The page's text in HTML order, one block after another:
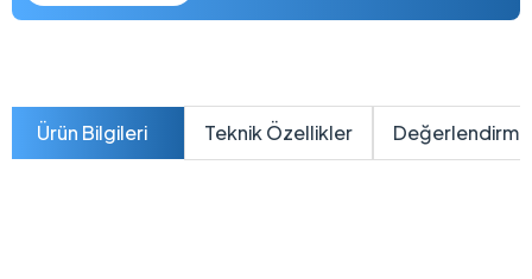
Ürün Bilgileri Teknik Özellikler